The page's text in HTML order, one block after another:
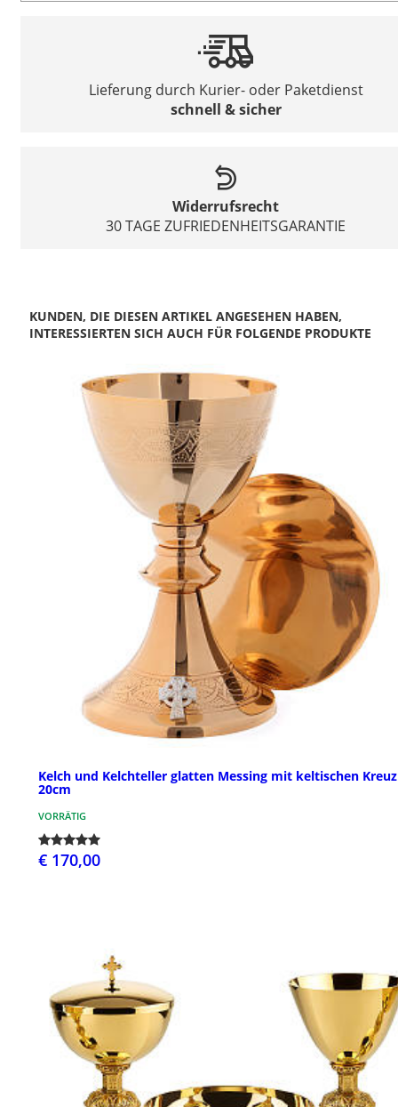
Lieferung durch Kurier- oder Paketdienst
schnell & sicher
Widerrufsrecht
30 TAGE ZUFRIEDENHEITSGARANTIE
KUNDEN, DIE DIESEN ARTIKEL ANGESEHEN HABEN,
INTERESSIERTEN SICH AUCH FÜR FOLGENDE PRODUKTE
Kelch und Kelchteller glatten Messing mit keltischen Kreuz
20cm
VORRÄTIG
€ 170,00